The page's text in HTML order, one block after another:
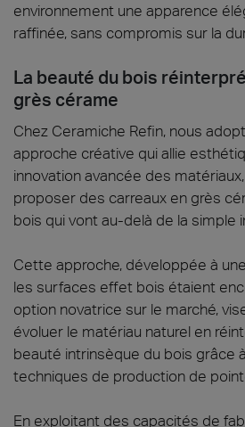
environnement une apparence
raffinée, sans compromis sur la
La beauté du bois
grès cérame
Chez Ceramiche Refin, nous
approche créative qui allie
innovation avancée des
proposer des carreaux en grès
bois qui vont au-delà de la simple
Cette approche, développée à
les surfaces effet bois étaient
option novatrice sur le marché,
évoluer le matériau naturel en
beauté intrinsèque du bois grâce
techniques de production de
En exploitant des capacités de